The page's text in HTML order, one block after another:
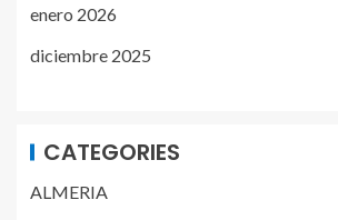
enero 2026
diciembre 2025
CATEGORIES
ALMERIA